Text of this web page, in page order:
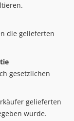
die gelieferten
gesetzlichen
gelieferten
wurde.